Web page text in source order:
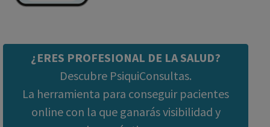
¿ERES PROFESIONAL DE LA SALUD?
Descubre PsiquiConsultas.
La herramienta para conseguir pacientes
online con la que ganarás visibilidad y